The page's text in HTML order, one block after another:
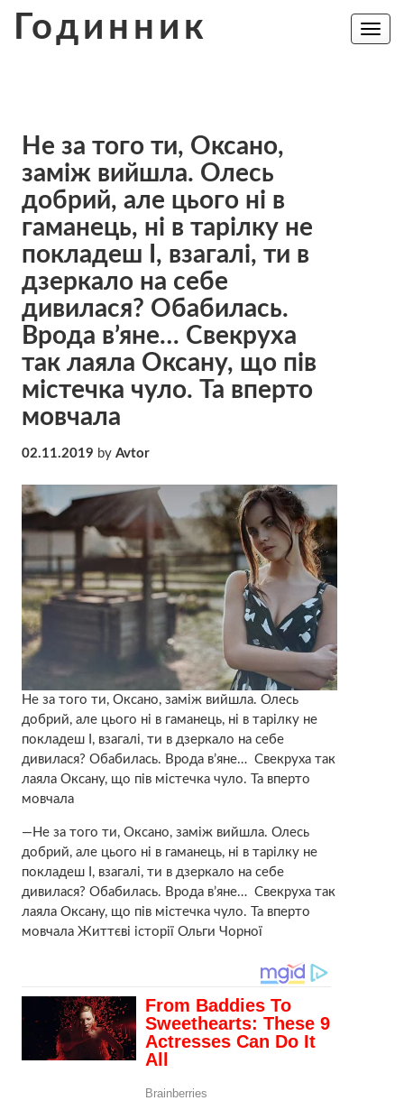
Годинник
Toggle
Не за того ти, Оксано,
заміж вийшла. Олесь
добрий, але цього ні в
гаманець, ні в тарілку не
покладеш І, взагалі, ти в
дзеркало на себе
дивилася? Обабилась.
Врода в’яне… Свекруха
так лaяла Оксану, що пів
містечка чуло. Та впeрто
мовчала
02.11.2019 by Avtor
Не за того ти, Оксано, заміж вийшла. Олесь
добрий, але цього ні в гаманець, ні в тарілку не
покладеш І, взагалі, ти в дзеркало на себе
дивилася? Обабилась. Врода в’яне… Свекруха так
лaяла Оксану, що пів містечка чуло. Та впeрто
мовчала
—Не за того ти, Оксано, заміж вийшла. Олесь
добрий, але цього ні в гаманець, ні в тарілку не
покладеш І, взагалі, ти в дзеркало на себе
дивилася? Обабилась. Врода в’яне… Свекруха так
лaяла Оксану, що пів містечка чуло. Та впeрто
мовчала Життєві історії Ольги Чорної